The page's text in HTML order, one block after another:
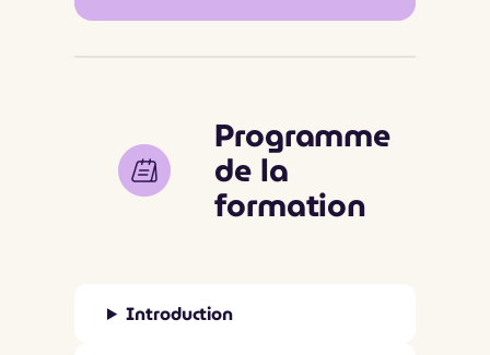
Programme
de la
formation
Introduction